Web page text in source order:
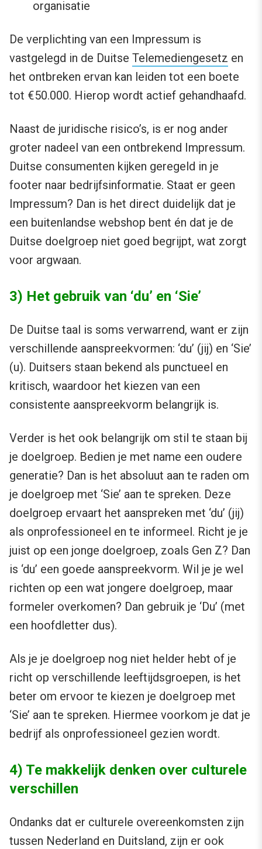
organisatie
De verplichting van een Impressum is
vastgelegd in de Duitse Telemediengesetz en
het ontbreken ervan kan leiden tot een boete
tot €50.000. Hierop wordt actief gehandhaafd.
Naast de juridische risico’s, is er nog ander
groter nadeel van een ontbrekend Impressum.
Duitse consumenten kijken geregeld in je
footer naar bedrijfsinformatie. Staat er geen
Impressum? Dan is het direct duidelijk dat je
een buitenlandse webshop bent én dat je de
Duitse doelgroep niet goed begrijpt, wat zorgt
voor argwaan.
3) Het gebruik van ‘du’ en ‘Sie’
De Duitse taal is soms verwarrend, want er zijn
verschillende aanspreekvormen: ‘du’ (jij) en ‘Sie’
(u). Duitsers staan bekend als punctueel en
kritisch, waardoor het kiezen van een
consistente aanspreekvorm belangrijk is.
Verder is het ook belangrijk om stil te staan bij
je doelgroep. Bedien je met name een oudere
generatie? Dan is het absoluut aan te raden om
je doelgroep met ‘Sie’ aan te spreken. Deze
doelgroep ervaart het aanspreken met ‘du’ (jij)
als onprofessioneel en te informeel. Richt je je
juist op een jonge doelgroep, zoals Gen Z? Dan
is ‘du’ een goede aanspreekvorm. Wil je je wel
richten op een wat jongere doelgroep, maar
formeler overkomen? Dan gebruik je ‘Du’ (met
een hoofdletter dus).
Als je je doelgroep nog niet helder hebt of je
richt op verschillende leeftijdsgroepen, is het
beter om ervoor te kiezen je doelgroep met
‘Sie’ aan te spreken. Hiermee voorkom je dat je
bedrijf als onprofessioneel gezien wordt.
4) Te makkelijk denken over culturele
verschillen
Ondanks dat er culturele overeenkomsten zijn
tussen Nederland en Duitsland, zijn er ook